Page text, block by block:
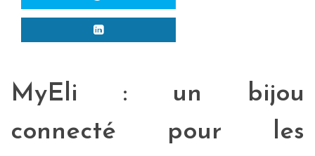
MyEli : un bijou
connecté pour les